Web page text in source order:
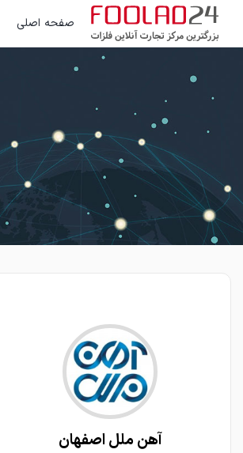
صفحه اصلی
آهن ملل اصفهان